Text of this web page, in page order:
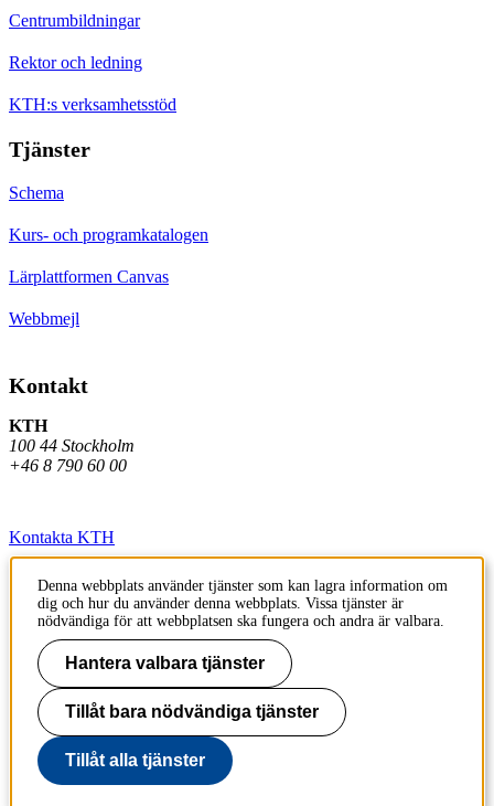
Centrumbildningar
Rektor och ledning
KTH:s verksamhetsstöd
Tjänster
Schema
Kurs- och programkatalogen
Lärplattformen Canvas
Webbmejl
Kontakt
KTH
100 44 Stockholm
+46 8 790 60 00
Kontakta KTH
Jobba på KTH
Press och media
Faktura och betalning KTH
Om KTH:s webbplatser
Tillgänglighetsredogörelse
Denna webbplats använder tjänster som kan lagra information om
dig och hur du använder denna webbplats. Vissa tjänster är
nödvändiga för att webbplatsen ska fungera och andra är valbara.
Hantera valbara tjänster
Tillåt bara nödvändiga tjänster
Tillåt alla tjänster